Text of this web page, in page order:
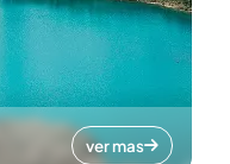
ver mas